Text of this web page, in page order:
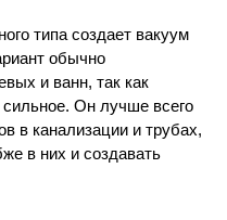
типа создает вакуум
обычно
и ванн, так как
Он лучше всего
в канализации и трубах,
в них и создавать